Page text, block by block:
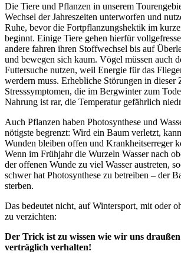
Die Tiere und Pflanzen in unserem
Wechsel der Jahreszeiten unterworfen und
Ruhe, bevor die Fortpflanzungshektik im
beginnt. Einige Tiere gehen hierfür
andere fahren ihren Stoffwechsel bis auf
und bewegen sich kaum. Vögel müssen auch
Futtersuche nutzen, weil Energie für das
werdern muss. Erhebliche Störungen in dieser
Stresssymptomen, die im Bergwinter zum
Nahrung ist rar, die Temperatur gefährlich
Auch Pflanzen haben Photosynthese und
nötigste begrenzt: Wird ein Baum verletzt,
Wunden bleiben offen und Krankheitserreger
Wenn im Frühjahr die Wurzeln Wasser nach
der offenen Wunde zu viel Wasser austreten,
schwer hat Photosynthese zu betreiben – der
sterben.
Das bedeutet nicht, auf Wintersport, mit oder
zu verzichten:
Der Trick ist zu wissen wie wir uns
verträglich verhalten!